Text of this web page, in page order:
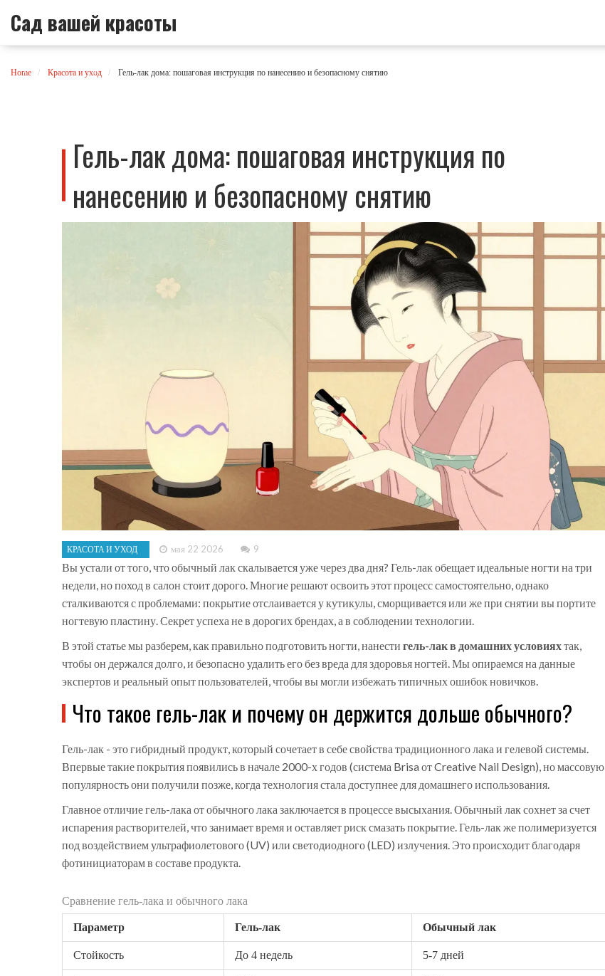
Сад вашей красоты
Home Красота и уход Гель-лак дома: пошаговая инструкция по нанесению и безопасному снятию
Гель-лак дома: пошаговая инструкция по
нанесению и безопасному снятию
КРАСОТА И УХОД мая 22 2026 9
Вы устали от того, что обычный лак скалывается уже через два дня? Гель-лак обещает идеальные ногти на три
недели, но поход в салон стоит дорого. Многие решают освоить этот процесс самостоятельно, однако
сталкиваются с проблемами: покрытие отслаивается у кутикулы, сморщивается или же при снятии вы портите
ногтевую пластину. Секрет успеха не в дорогих брендах, а в соблюдении технологии.
В этой статье мы разберем, как правильно подготовить ногти, нанести гель-лак в домашних условияхтак,
чтобы он держался долго, и безопасно удалить его без вреда для здоровья ногтей. Мы опираемся на данные
экспертов и реальный опыт пользователей, чтобы вы могли избежать типичных ошибок новичков.
Что такое гель-лак и почему он держится дольше обычного?
Гель-лак - это гибридный продукт, который сочетает в себе свойства традиционного лака и гелевой системы.
Впервые такие покрытия появились в начале 2000-х годов (система Brisa от Creative Nail Design), но массовую
популярность они получили позже, когда технология стала доступнее для домашнего использования.
Главное отличие гель-лака от обычного лака заключается в процессе высыхания. Обычный лак сохнет за счет
испарения растворителей, что занимает время и оставляет риск смазать покрытие. Гель-лак же полимеризуется
под воздействием ультрафиолетового (UV) или светодиодного (LED) излучения. Это происходит благодаря
фотинициаторам в составе продукта.
Сравнение гель-лака и обычного лака
Параметр Гель-лак Обычный лак
Стойкость До 4 недель 5-7 дней